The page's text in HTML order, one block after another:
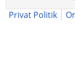
Privat Politik